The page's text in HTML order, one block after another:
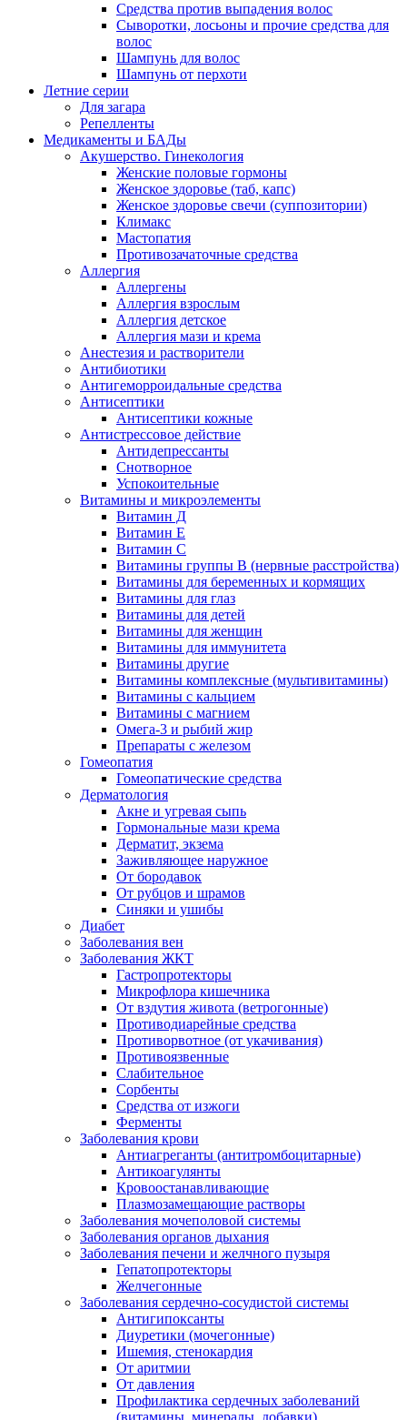
Средства против выпадения волос
Сыворотки, лосьоны и прочие средства для
волос
Шампунь для волос
Шампунь от перхоти
Летние серии
Для загара
Репелленты
Медикаменты и БАДы
Акушерство. Гинекология
Женские половые гормоны
Женское здоровье (таб, капс)
Женское здоровье свечи (суппозитории)
Климакс
Мастопатия
Противозачаточные средства
Аллергия
Аллергены
Аллергия взрослым
Аллергия детское
Аллергия мази и крема
Анестезия и растворители
Антибиотики
Антигеморроидальные средства
Антисептики
Антисептики кожные
Антистрессовое действие
Антидепрессанты
Снотворное
Успокоительные
Витамины и микроэлементы
Витамин Д
Витамин Е
Витамин С
Витамины группы В (нервные расстройства)
Витамины для беременных и кормящих
Витамины для глаз
Витамины для детей
Витамины для женщин
Витамины для иммунитета
Витамины другие
Витамины комплексные (мультивитамины)
Витамины с кальцием
Витамины с магнием
Омега-3 и рыбий жир
Препараты с железом
Гомеопатия
Гомеопатические средства
Дерматология
Акне и угревая сыпь
Гормональные мази крема
Дерматит, экзема
Заживляющее наружное
От бородавок
От рубцов и шрамов
Синяки и ушибы
Диабет
Заболевания вен
Заболевания ЖКТ
Гастропротекторы
Микрофлора кишечника
От вздутия живота (ветрогонные)
Противодиарейные средства
Противорвотное (от укачивания)
Противоязвенные
Слабительное
Сорбенты
Средства от изжоги
Ферменты
Заболевания крови
Антиагреганты (антитромбоцитарные)
Антикоагулянты
Кровоостанавливающие
Плазмозамещающие растворы
Заболевания мочеполовой системы
Заболевания органов дыхания
Заболевания печени и желчного пузыря
Гепатопротекторы
Желчегонные
Заболевания сердечно-сосудистой системы
Антигипоксанты
Диуретики (мочегонные)
Ишемия, стенокардия
От аритмии
От давления
Профилактика сердечных заболеваний
(витамины, минералы, добавки)